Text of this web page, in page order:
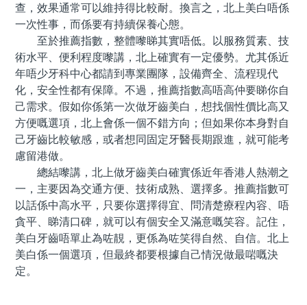
查，效果通常可以維持得比較耐。換言之，北上美白唔係
一次性事，而係要有持續保養心態。
至於推薦指數，整體嚟睇其實唔低。以服務質素、技
術水平、便利程度嚟講，北上確實有一定優勢。尤其係近
年唔少牙科中心都請到專業團隊，設備齊全、流程現代
化，安全性都有保障。不過，推薦指數高唔高仲要睇你自
己需求。假如你係第一次做牙齒美白，想找個性價比高又
方便嘅選項，北上會係一個不錯方向；但如果你本身對自
己牙齒比較敏感，或者想同固定牙醫長期跟進，就可能考
慮留港做。
總結嚟講，北上做牙齒美白確實係近年香港人熱潮之
一，主要因為交通方便、技術成熟、選擇多。推薦指數可
以話係中高水平，只要你選擇得宜、問清楚療程內容、唔
貪平、睇清口碑，就可以有個安全又滿意嘅笑容。記住，
美白牙齒唔單止為咗靚，更係為咗笑得自然、自信。北上
美白係一個選項，但最終都要根據自己情況做最啱嘅決
定。